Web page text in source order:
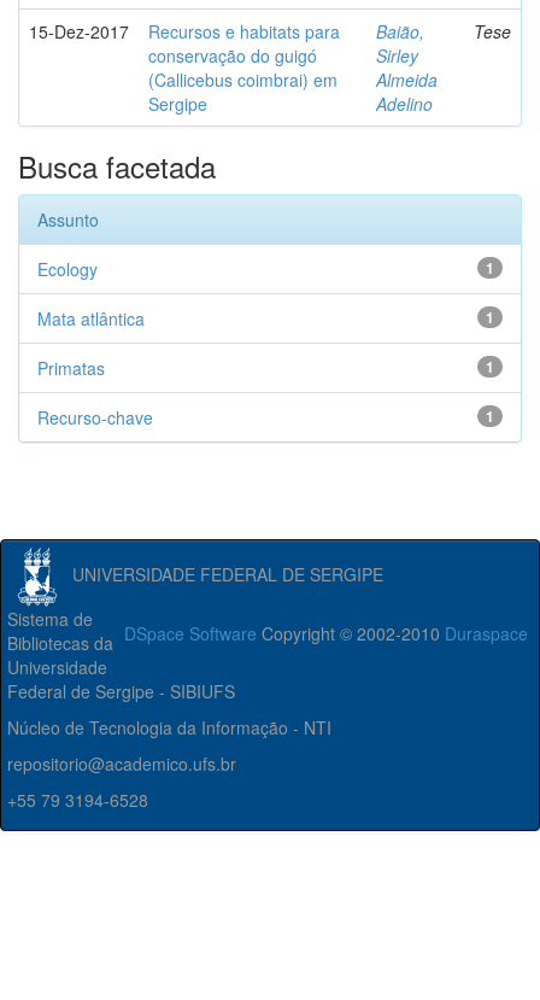
15-Dez-2017
Recursos e habitats para
conservação do guigó
(Callicebus coimbrai) em
Sergipe
Baião,
Sirley
Almeida
Adelino
Tese
Busca facetada
Assunto
1
Ecology
1
Mata atlântica
1
Primatas
1
Recurso-chave
UNIVERSIDADE FEDERAL DE SERGIPE
DSpace Software Copyright © 2002-2010 Duraspace
Sistema de
Bibliotecas da
Universidade
Federal de Sergipe - SIBIUFS
Núcleo de Tecnologia da Informação - NTI
repositorio@academico.ufs.br
+55 79 3194-6528